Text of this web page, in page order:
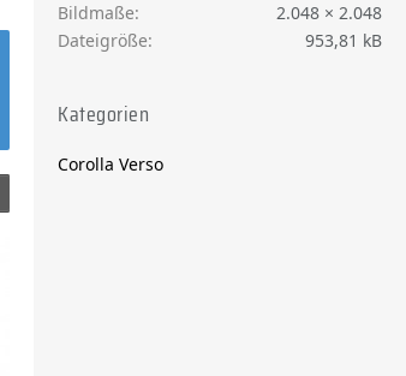
Bildmaße
2.048 × 2.048
Dateigröße
953,81 kB
Kategorien
Corolla Verso